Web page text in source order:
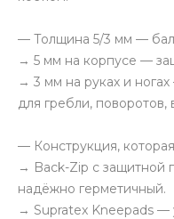
— Толщина 5/3 мм —
→ 5 мм на корпусе —
→ 3 мм на руках и
для гребли, поворотов,
— Конструкция,
→ Back-Zip с защитной
надёжно герметичный.
→ Supratex Kneepads —